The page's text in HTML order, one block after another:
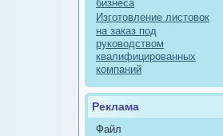
бизнеса
Изготовление листовок
на заказ под
руководством
квалифицированных
компаний
Реклама
Файл